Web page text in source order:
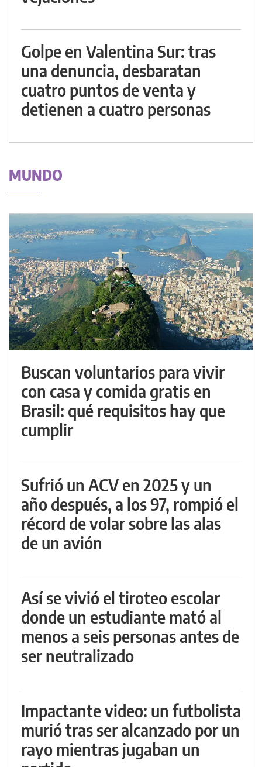
Golpe en Valentina Sur: tras
una denuncia, desbaratan
cuatro puntos de venta y
detienen a cuatro personas
MUNDO
Buscan voluntarios para vivir
con casa y comida gratis en
Brasil: qué requisitos hay que
cumplir
Sufrió un ACV en 2025 y un
año después, a los 97, rompió el
récord de volar sobre las alas
de un avión
Así se vivió el tiroteo escolar
donde un estudiante mató al
menos a seis personas antes de
ser neutralizado
Impactante video: un futbolista
murió tras ser alcanzado por un
rayo mientras jugaban un